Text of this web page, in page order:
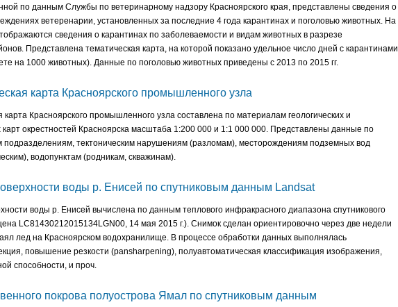
по данным Службы по ветеринарному надзору Красноярского края, представлены сведения о
ветеренарии, установленных за последние 4 года карантинах и поголовью животных. На
сведения о карантинах по заболеваемости и видам животных в разрезе
Представлена тематическая карта, на которой показано удельное число дней с карантинами
на 1000 животных). Данные по поголовью животных приведены с 2013 по 2015 гг.
карта Красноярского промышленного узла
карта Красноярского промышленного узла составлена по материалам геологических и
карт окрестностей Красноярска масштаба 1:200 000 и 1:1 000 000. Представлены данные по
подразделениям, тектоническим нарушениям (разломам), месторождениям подземных вод
водопунктам (родникам, скважинам).
воды р. Енисей по спутниковым данным Landsat
воды р. Енисей вычислена по данным теплового инфракрасного диапазона спутникового
LC81430212015134LGN00, 14 мая 2015 г.). Снимок сделан ориентировочно через две недели
лед на Красноярском водохранилище. В процессе обработки данных выполнялась
повышение резкости (pansharpening), полуавтоматическая классификация изображения,
способности, и проч.
покрова полуострова Ямал по спутниковым данным